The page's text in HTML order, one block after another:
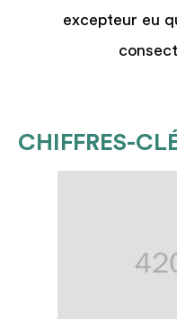
excepteur eu
CHIFFRES-